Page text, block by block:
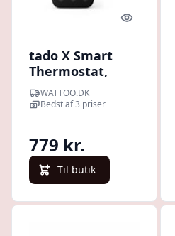
Quick look
tado X Smart
Thermostat,
trdls temperatur
sensor
WATTOO.DK
Bedst af 3 priser
779 kr.
Til butik